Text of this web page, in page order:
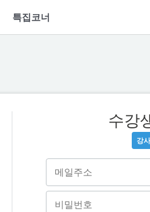
특집코너
수강
강